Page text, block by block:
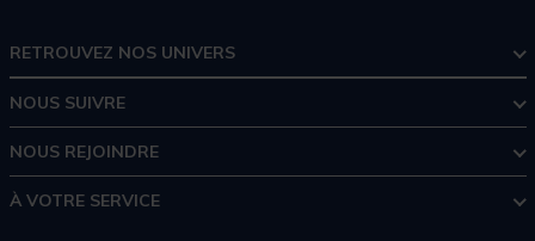
RETROUVEZ NOS UNIVERS
NOUS SUIVRE
NOUS REJOINDRE
À VOTRE SERVICE